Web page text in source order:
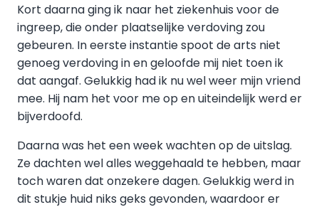
Kort daarna ging ik naar het ziekenhuis voor de
ingreep, die onder plaatselijke verdoving zou
gebeuren. In eerste instantie spoot de arts niet
genoeg verdoving in en geloofde mij niet toen ik
dat aangaf. Gelukkig had ik nu wel weer mijn vriend
mee. Hij nam het voor me op en uiteindelijk werd er
bijverdoofd.
Daarna was het een week wachten op de uitslag.
Ze dachten wel alles weggehaald te hebben, maar
toch waren dat onzekere dagen. Gelukkig werd in
dit stukje huid niks geks gevonden, waardoor er